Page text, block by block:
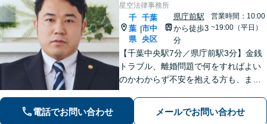
星空法律事務所
千
葉
県
|
千葉
市中
央区
県庁前駅
から徒歩3
分
営業時間：10:00
~19:00（平日）
【千葉中央駅7分／県庁前駅3分】金銭
トラブル、離婚問題で何をすればよい
のかわからず不安を抱える方も、まず
故：軽微に見えるケガでも、裁判基準
で算定すれば賠償額が大幅に増額され
電話でお問い合わせ メールでお問い合わせ